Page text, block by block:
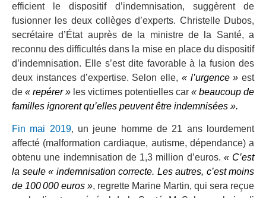
efficient le dispositif d’indemnisation, suggèrent de
fusionner les deux collèges d’experts. Christelle Dubos,
secrétaire d’État auprès de la ministre de la Santé, a
reconnu des difficultés dans la mise en place du dispositif
d’indemnisation. Elle s’est dite favorable à la fusion des
deux instances d’expertise. Selon elle, « l’urgence » est
de « repérer » les victimes potentielles car « beaucoup de
familles ignorent qu’elles peuvent être indemnisées ».
Fin mai 2019, un jeune homme de 21 ans lourdement
affecté (malformation cardiaque, autisme, dépendance) a
obtenu une indemnisation de 1,3 million d’euros. « C’est
la seule « indemnisation correcte. Les autres, c’est moins
de 100 000 euros », regrette Marine Martin, qui sera reçue